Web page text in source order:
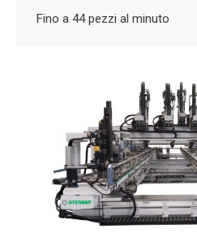
Fino a 44 pezzi al minuto